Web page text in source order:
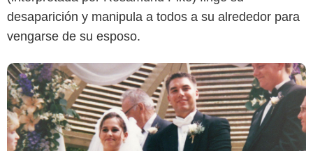
desaparición y manipula a todos a su alrededor para
vengarse de su esposo.